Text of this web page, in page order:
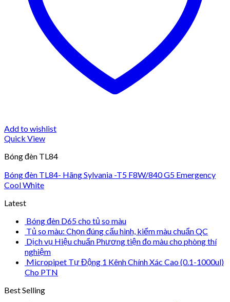
Add to wishlist
Quick View
Bóng đèn TL84
Bóng đèn TL84- Hãng Sylvania -T5 F8W/840 G5 Emergency
Cool White
Latest
Bóng đèn D65 cho tủ so màu
Tủ so màu: Chọn đúng cấu hình, kiểm màu chuẩn QC
Dịch vụ Hiệu chuẩn Phương tiện đo màu cho phòng thí
nghiệm
Micropipet Tự Động 1 Kênh Chính Xác Cao (0.1-1000ul)
Cho PTN
Best Selling